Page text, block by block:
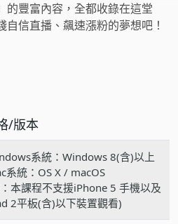
的豐富內容，全都收錄在這堂
信直播、飆速漲粉的夢想吧！
/版本
系統：Windows 8(含)以上
系統：OS X / macOS
本課程不支援iPhone 5 手機以及
2平板(含)以下裝置觀看)